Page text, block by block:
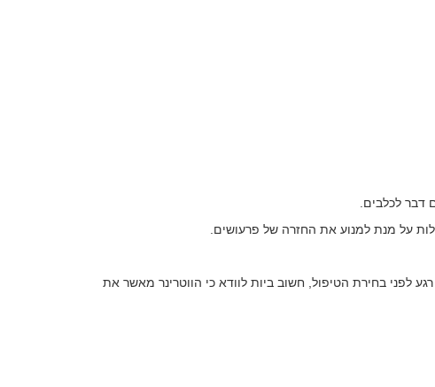
דבר לכלבים.
על מנת למנוע את החזרה של פרעושים.
לפני בחירת הטיפול, חשוב ביות לוודא כי הווטרינר מאשר את